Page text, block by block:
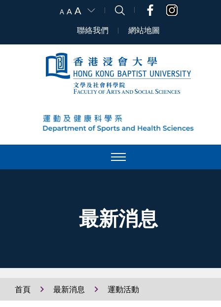
A A A
聯絡我們 網站地圖
最新消息
首頁 最新消息 運動活動